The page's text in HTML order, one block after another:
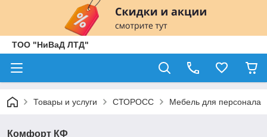
ТОО "НиВаД ЛТД"
Товары и услуги СТОРОСС Мебель для персонала
Комфорт КФ